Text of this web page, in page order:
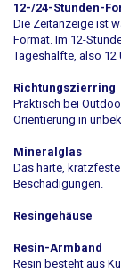
12-/24-Stunden-
Die Zeitanzeige ist
Format. Im 12-
Tageshälfte, also 12
Richtungszierring
Praktisch bei
Orientierung in
Mineralglas
Das harte,
Beschädigungen.
Resingehäuse
Resin-Armband
Resin besteht aus